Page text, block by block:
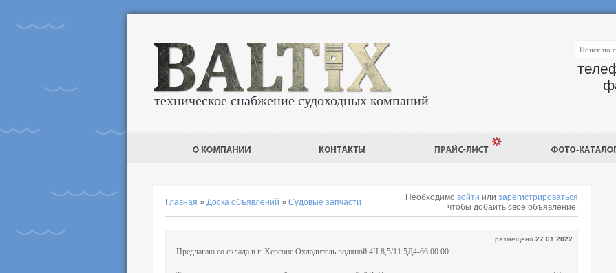
техническое снабжение судоходных компаний
Главная » Доска объявлений » Судовые запчасти Необходимо войти или зарегистрироваться
чтобы добаить свое объявление.
размещено 27.01.2022
Предлагаю со склада в г. Херсоне Охладитель водяной 4Ч 8,5/11 5Д4-66.00.00